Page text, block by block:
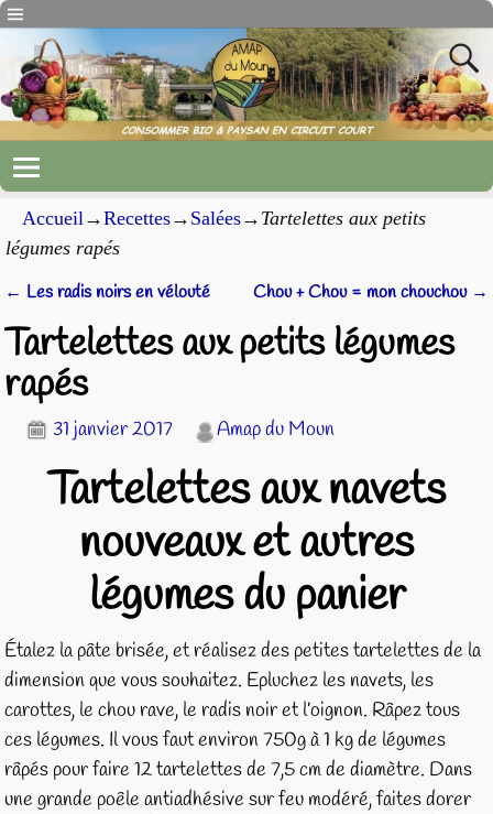
Accueil→Recettes→ Salées→ Tartelettes aux petits
légumes rapés
Navigation des articles
← Les radis noirs en vélouté Chou + Chou = mon chouchou →
Tartelettes aux petits légumes
rapés
31 janvier 2017 Amap du Moun
Tartelettes aux navets
nouveaux et autres
légumes du panier
Étalez la pâte brisée, et réalisez des petites tartelettes de la
dimension que vous souhaitez. Epluchez les navets, les
carottes, le chou rave, le radis noir et l’oignon. Râpez tous
ces légumes. Il vous faut environ 750g à 1 kg de légumes
râpés pour faire 12 tartelettes de 7,5 cm de diamètre. Dans
une grande poêle antiadhésive sur feu modéré, faites dorer